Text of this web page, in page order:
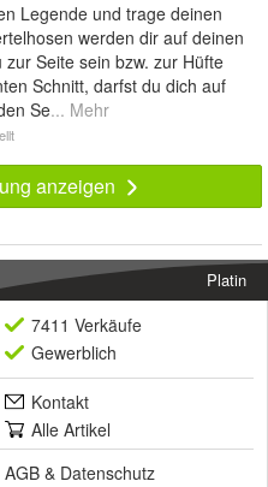
Legende und trage deinen
werden dir auf deinen
Seite sein bzw. zur Hüfte
Schnitt, darfst du dich auf
Se... Mehr
anzeigen
Platin
7411 Verkäufe
Gewerblich
Kontakt
Alle Artikel
AGB & Datenschutz